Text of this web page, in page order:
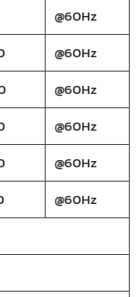
@60Hz
@60Hz
@60Hz
@60Hz
@60Hz
@60Hz